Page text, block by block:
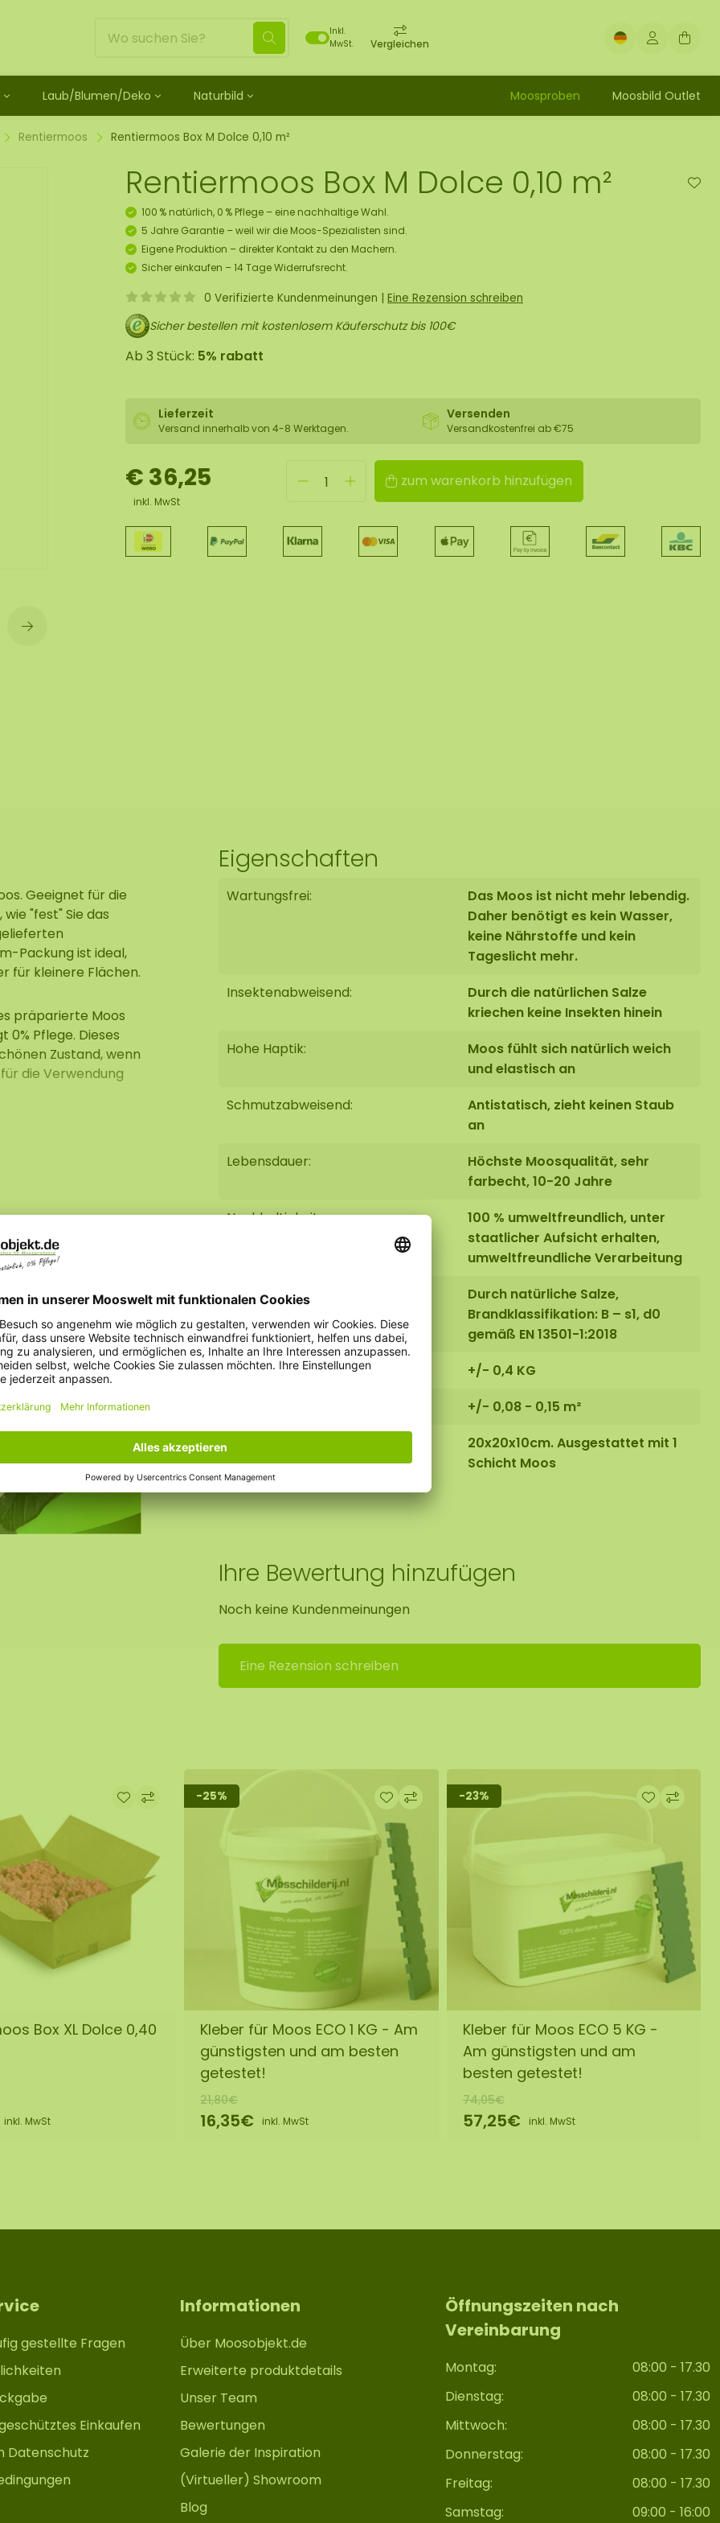
Inkl.
MwSt.
Vergleichen
Moosbild
Decken
Mooswand
Moosdots Moosbild [TIP]
Moosdots Cinco Moosbild
Moosdots-Set Moosbild
zum Selbermachen
Set
Loses Moos behandelt
Kugelmoos
Fluff moos
ECO Moos [Budget]
Laub/Blumen/Deko Naturbild Moosproben Moosbild Outlet
Rentiermoos Rentiermoos Box M Dolce 0,10 m²
Rentiermoos Box M Dolce 0,10 m²
100 % natürlich, 0 % Pflege – eine nachhaltige Wahl.
5 Jahre Garantie – weil wir die Moos-Spezialisten sind.
Eigene Produktion – direkter Kontakt zu den Machern.
Sicher einkaufen – 14 Tage Widerrufsrecht.
0 Verifizierte Kundenmeinungen | Eine Rezension schreiben
Sicher bestellen mit kostenlosem Käuferschutz bis 100€
Ab 3 Stück: 5% rabatt
Lieferzeit
Versand innerhalb von 4-8 Werktagen.
Versenden
Versandkostenfrei ab €75
€ 36,25
inkl. MwSt
zum warenkorb hinzufügen
Geeignet für die
"fest" Sie das
Packung ist ideal,
für kleinere Flächen.
präparierte Moos
0% Pflege. Dieses
Zustand, wenn
die Verwendung
beim
mit Wasser und
Sie uns unter
von 20-30% kann das
wird das
Eigenschaften
Wartungsfrei:
Das Moos ist nicht mehr lebendig.
Daher benötigt es kein Wasser,
keine Nährstoffe und kein
Tageslicht mehr.
Insektenabweisend:
Durch die natürlichen Salze
kriechen keine Insekten hinein
Hohe Haptik:
Moos fühlt sich natürlich weich
und elastisch an
Schmutzabweisend:
Antistatisch, zieht keinen Staub
an
Lebensdauer:
Höchste Moosqualität, sehr
farbecht, 10-20 Jahre
Nachhaltigkeit:
100 % umweltfreundlich, unter
staatlicher Aufsicht erhalten,
umweltfreundliche Verarbeitung
Brandhemmend:
Durch natürliche Salze,
Brandklassifikation: B – s1, d0
gemäß EN 13501-1:2018
Gewicht:
+/- 0,4 KG
+/- 0,08 - 0,15 m²
20x20x10cm. Ausgestattet mit 1
Schicht Moos
Ihre Bewertung hinzufügen
Noch keine Kundenmeinungen
Eine Rezension schreiben
Box XL Dolce 0,40
inkl. MwSt
-25%
Kleber für Moos ECO 1 KG - Am
günstigsten und am besten
getestet!
21,80€
16,35€ inkl. MwSt
-23%
Kleber für Moos ECO 5 KG -
Am günstigsten und am
besten getestet!
74,05€
57,25€ inkl. MwSt
gestellte Fragen
Einkaufen
Datenschutz
Informationen
Über Moosobjekt.de
Erweiterte produktdetails
Unser Team
Bewertungen
Galerie der Inspiration
(Virtueller) Showroom
Blog
Öffnungszeiten nach
Vereinbarung
Montag:
08:00 - 17.30
Dienstag:
08:00 - 17.30
Mittwoch:
08:00 - 17.30
Donnerstag:
08:00 - 17.30
Freitag:
08:00 - 17.30
Samstag:
09:00 - 16:00